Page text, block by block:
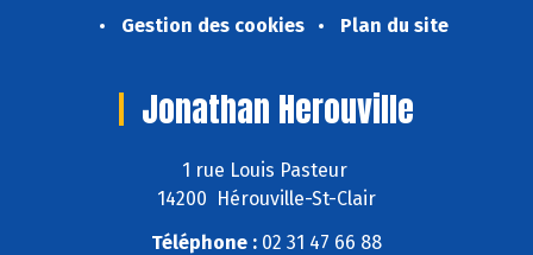
Gestion des cookies
Plan du site
Jonathan Herouville
1 rue Louis Pasteur
14200 Hérouville-St-Clair
Téléphone : 02 31 47 66 88